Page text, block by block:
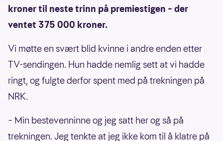
kroner til neste trinn på premiestigen – der
ventet 375 000 kroner.
Vi møtte en svært blid kvinne i andre enden etter
TV-sendingen. Hun hadde nemlig sett at vi hadde
ringt, og fulgte derfor spent med på trekningen på
NRK.
– Min bestevenninne og jeg satt her og så på
trekningen. Jeg tenkte at jeg ikke kom til å klatre på